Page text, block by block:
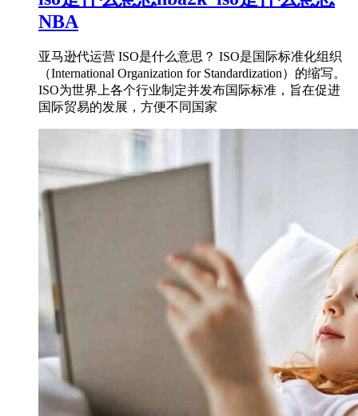
NBA
亚马逊代运营 ISO是什么意思？ ISO是国际标准化组织
（International Organization for Standardization）的缩写。
ISO为世界上各个行业制定并发布国际标准，旨在促进
国际贸易的发展，方便不同国家